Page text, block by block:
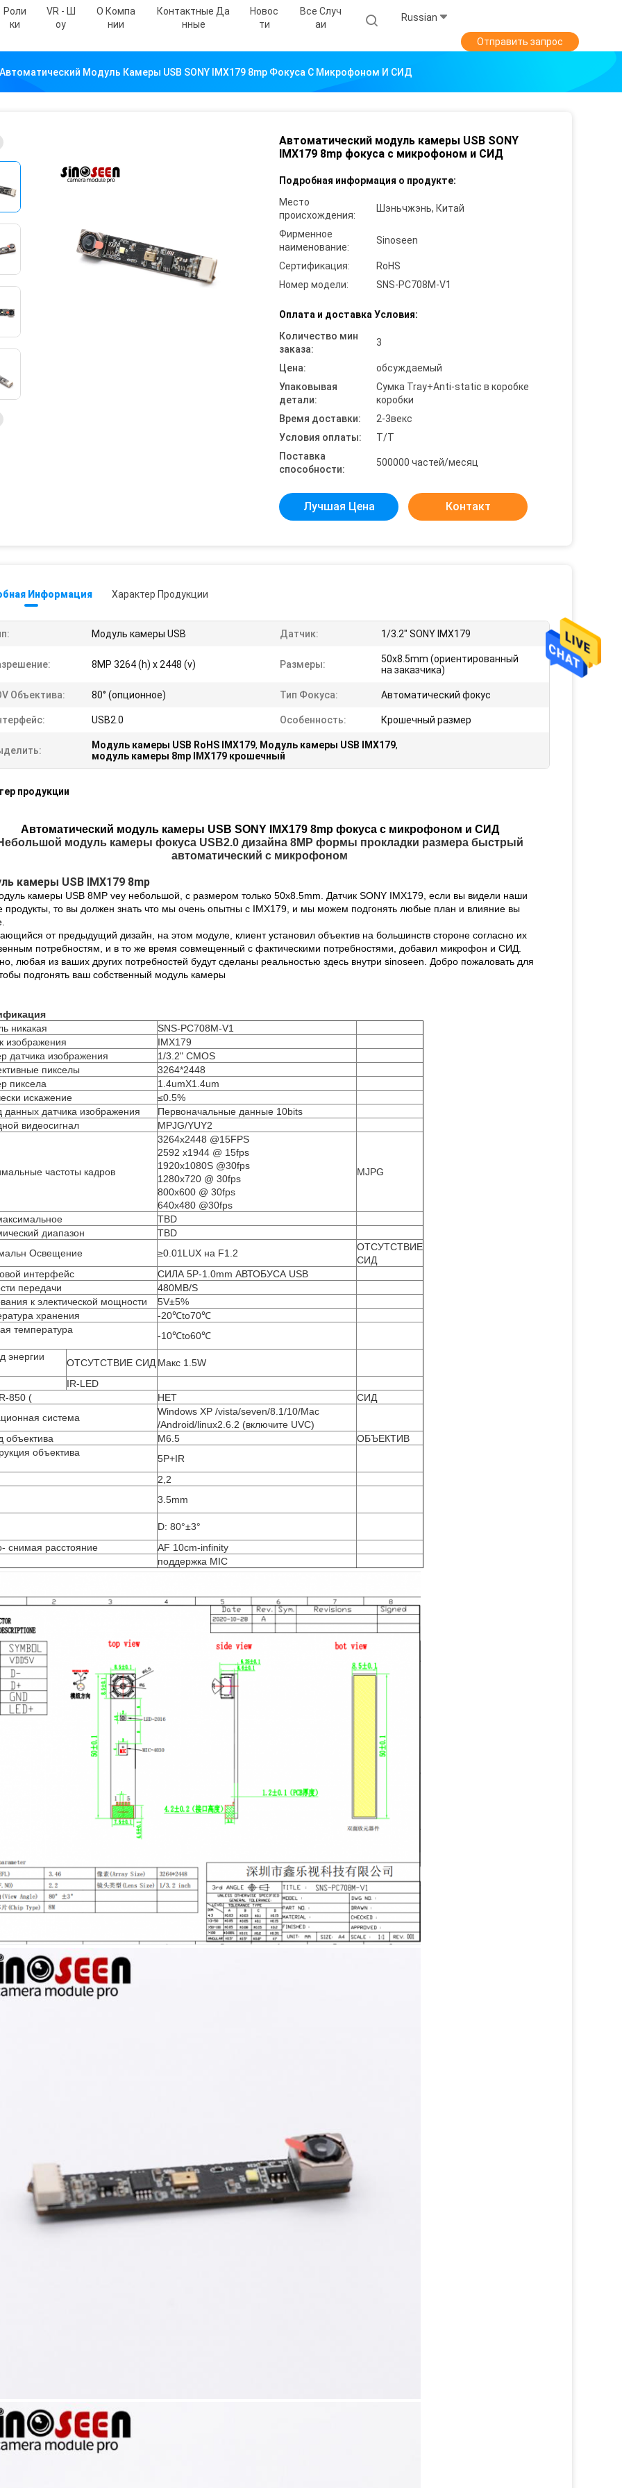
Роли
Ки
VR - Ш
Оу
О Компа
Нии
Контактные Да
Нные
Новос
Ти
Все Случ
Аи
Russian
Отправить запрос
Автоматический Модуль Камеры USB SONY IMX179 8mp Фокуса С Микрофоном И СИД
Автоматический модуль камеры USB SONY
IMX179 8mp фокуса с микрофоном и СИД
Подробная информация о продукте:
Место
происхождения:
Шэньчжэнь, Китай
Фирменное
наименование:
Sinoseen
Сертификация:
RoHS
Номер модели:
SNS-PC708M-V1
Оплата и доставка Условия:
Количество мин
заказа:
3
Цена:
обсуждаемый
Упаковывая
детали:
Сумка Tray+Anti-static в коробке
коробки
Время доставки:
2-3векс
Условия оплаты:
T/T
Поставка
способности:
500000 частей/месяц
Лучшая Цена Контакт
Информация Характер Продукции
Модуль камеры USB Датчик: 1/3.2" SONY IMX179
8MP 3264 (h) x 2448 (v) Размеры:
50x8.5mm (ориентированный
на заказчика)
Объектива: 80° (опционное) Тип Фокуса: Автоматический фокус
USB2.0 Особенность: Крошечный размер
Модуль камеры USB RoHS IMX179, Модуль камеры USB IMX179,
модуль камеры 8mp IMX179 крошечный
продукции
Автоматический модуль камеры USB SONY IMX179 8mp фокуса с микрофоном и СИД
модуль камеры фокуса USB2.0 дизайна 8MP формы прокладки размера быстрый
автоматический с микрофоном
камеры USB IMX179 8mp
камеры USB 8MP vey небольшой, с размером только 50x8.5mm. Датчик SONY IMX179, если вы видели наши
продукты, то вы должен знать что мы очень опытны с IMX179, и мы можем подгонять любые план и влияние вы
от предыдущий дизайн, на этом модуле, клиент установил объектив на большинств стороне согласно их
потребностям, и в то же время совмещенный с фактическими потребностями, добавил микрофон и СИД.
любая из ваших других потребностей будут сделаны реальностью здесь внутри sinoseen. Добро пожаловать для
подгонять ваш собственный модуль камеры
никакая
SNS-PC708M-V1
изображения
IMX179
датчика изображения
1/3.2" CMOS
пикселы
3264*2448
пиксела
1.4umX1.4um
искажение
≤0.5%
данных датчика изображения
Первоначальные данные 10bits
видеосигнал
MPJG/YUY2
частоты кадров
3264x2448 @15FPS
2592 x1944 @ 15fps
1920x1080S @30fps
1280x720 @ 30fps
800x600 @ 30fps
640x480 @30fps
MJPG
TBD
диапазон
TBD
Освещение
≥0.01LUX на F1.2
ОТСУТСТВИЕ
СИД
интерфейс
СИЛА 5P-1.0mm АВТОБУСА USB
передачи
480MB/S
к электической мощности
5V±5%
хранения
-20℃to70℃
температура
-10℃to60℃
энергии
ОТСУТСТВИЕ СИД Макс 1.5W
IR-LED
850 (
НЕТ
СИД
система
Windows XP /vista/seven/8.1/10/Mac
/Android/linux2.6.2 (включите UVC)
объектива
M6.5
ОБЪЕКТИВ
объектива
5P+IR
2,2
3.5mm
D: 80°±3°
снимая расстояние
AF 10cm-infinity
поддержка MIC